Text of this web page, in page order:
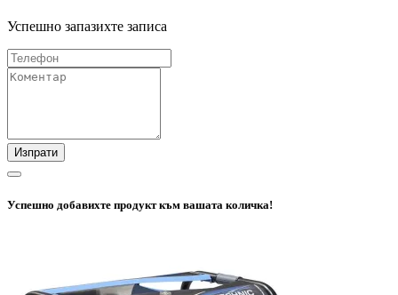
Успешно запазихте записа
Изпрати
Успешно добавихте продукт към вашата количка!